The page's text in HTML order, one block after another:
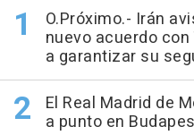
O.Próximo.- Irán
nuevo acuerdo
a garantizar su
El Real Madrid de
a punto en